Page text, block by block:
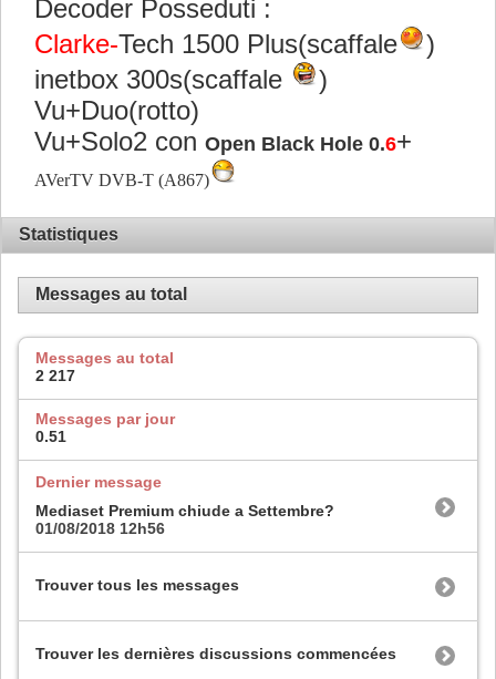
Decoder Posseduti :
Clarke-Tech 1500 Plus(scaffale
)
inetbox 300s(scaffale
)
Vu+Duo(rotto)
Vu+Solo2 con Open Black Hole 0.6+
AVerTV DVB-T (A867)
Statistiques
Messages au total
Messages au total
2 217
Messages par jour
0.51
Dernier message
Mediaset Premium chiude a Settembre?
01/08/2018 12h56
Trouver tous les messages
Trouver les dernières discussions commencées